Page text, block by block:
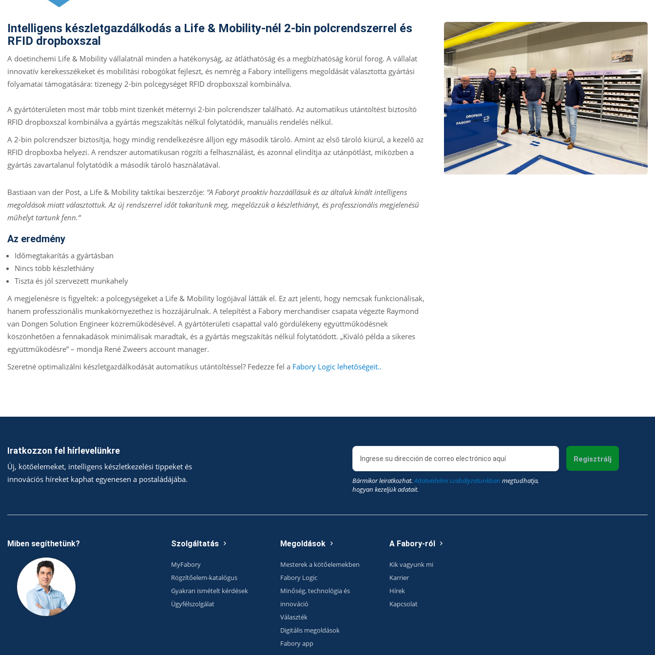
Intelligens készletgazdálkodás a Life & Mobility-nél 2-bin polcrendszerrel és
RFID dropboxszal
A doetinchemi Life & Mobility vállalatnál minden a hatékonyság, az átláthatóság és a megbízhatóság körül forog. A vállalat
innovatív kerekesszékeket és mobilitási robogókat fejleszt, és nemrég a Fabory intelligens megoldását választotta gyártási
folyamatai támogatására: tizenegy 2-bin polcegységet RFID dropboxszal kombinálva.
A gyártóterületen most már több mint tizenkét méternyi 2-bin polcrendszer található. Az automatikus utántöltést biztosító
RFID dropboxszal kombinálva a gyártás megszakítás nélkül folytatódik, manuális rendelés nélkül.
A 2-bin polcrendszer biztosítja, hogy mindig rendelkezésre álljon egy második tároló. Amint az első tároló kiürül, a kezelő az
RFID dropboxba helyezi. A rendszer automatikusan rögzíti a felhasználást, és azonnal elindítja az utánpótlást, miközben a
gyártás zavartalanul folytatódik a második tároló használatával.
Bastiaan van der Post, a Life & Mobility taktikai beszerzője: “A Faboryt proaktív hozzáállásuk és az általuk kínált intelligens
megoldások miatt választottuk. Az új rendszerrel időt takarítunk meg, megelőzzük a készlethiányt, és professzionális megjelenésű
műhelyt tartunk fenn.“
Az eredmény
Időmegtakarítás a gyártásban
Nincs több készlethiány
Tiszta és jól szervezett munkahely
A megjelenésre is figyeltek: a polcegységeket a Life & Mobility logójával látták el. Ez azt jelenti, hogy nemcsak funkcionálisak,
hanem professzionális munkakörnyezethez is hozzájárulnak. A telepítést a Fabory merchandiser csapata végezte Raymond
van Dongen Solution Engineer közreműködésével. A gyártóterületi csapattal való gördülékeny együttműködésnek
köszönhetően a fennakadások minimálisak maradtak, és a gyártás megszakítás nélkül folytatódott. „Kiváló példa a sikeres
együttműködésre” – mondja René Zweers account manager.
Szeretné optimalizálni készletgazdálkodását automatikus utántöltéssel? Fedezze fel a Fabory Logic lehetőségeit..
Iratkozzon fel hírlevelünkre
Új, kötőelemeket, intelligens készletkezelési tippeket és
innovációs híreket kaphat egyenesen a postaládájába.
Bármikor leiratkozhat.Adatvédelmi szabályzatunkban megtudhatja,
hogyan kezeljük adatait.
Regisztrálj
Miben segíthetünk? Szolgáltatás
MyFabory
Rögzítőelem-katalógus
Gyakran ismételt kérdések
Ügyfélszolgálat
Megoldások
Mesterek a kötőelemekben
Fabory Logic
Minőség, technológia és
innováció
Választék
Digitális megoldások
Fabory app
A Fabory-ról
Kik vagyunk mi
Karrier
Hírek
Kapcsolat